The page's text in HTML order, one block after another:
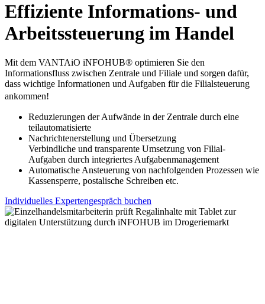
Effiziente Informations- und
Arbeitssteuerung im Handel
Mit dem VANTAiO iNFOHUB® optimieren Sie den
Informationsfluss zwischen Zentrale und Filiale und sorgen dafür,
dass wichtige Informationen und Aufgaben für die Filialsteuerung
ankommen!
Reduzierungen der Aufwände in der Zentrale durch eine
teilautomatisierte
Nachrichtenerstellung und Übersetzung
Verbindliche und transparente Umsetzung von Filial-
Aufgaben durch integriertes Aufgabenmanagement
Automatische Ansteuerung von nachfolgenden Prozessen wie
Kassensperre, postalische Schreiben etc.
Individuelles Expertengespräch buchen